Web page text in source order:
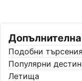
Подобни търсения
Популярни
Летища